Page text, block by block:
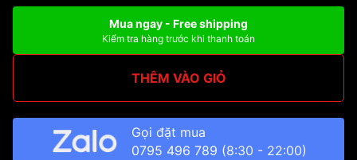
Mua ngay - Free shipping
Kiểm tra hàng trước khi thanh toán
THÊM VÀO GIỎ
Gọi đặt mua
0795 496 789 (8:30 - 22:00)